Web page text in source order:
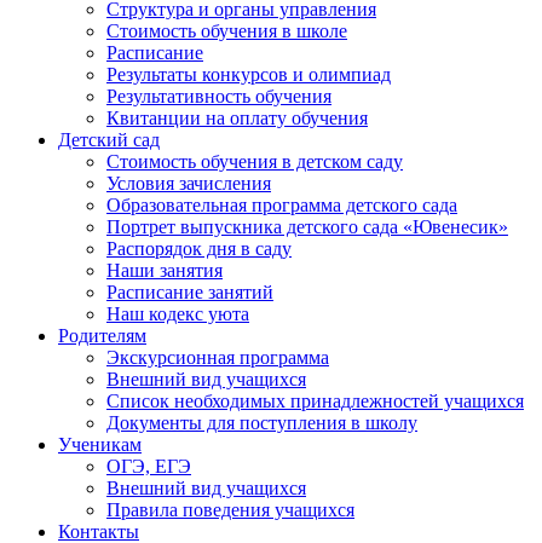
Структура и органы управления
Стоимость обучения в школе
Расписание
Результаты конкурсов и олимпиад
Результативность обучения
Квитанции на оплату обучения
Детский сад
Стоимость обучения в детском саду
Условия зачисления
Образовательная программа детского сада
Портрет выпускника детского сада «Ювенесик»
Распорядок дня в саду
Наши занятия
Расписание занятий
Наш кодекс уюта
Родителям
Экскурсионная программа
Внешний вид учащихся
Список необходимых принадлежностей учащихся
Документы для поступления в школу
Ученикам
ОГЭ, ЕГЭ
Внешний вид учащихся
Правила поведения учащихся
Контакты